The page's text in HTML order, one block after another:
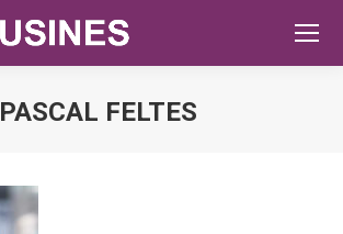
PASCAL FELTES